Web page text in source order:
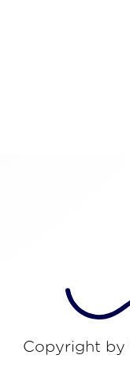
Copyright by